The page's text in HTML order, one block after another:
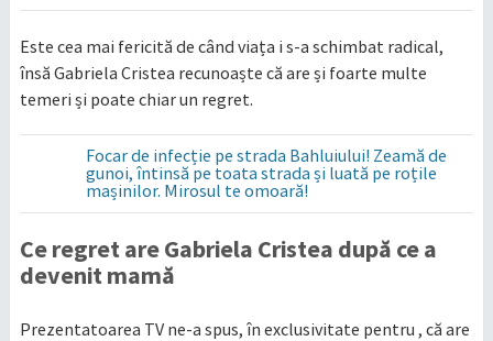
Este cea mai fericită de când viața i s-a schimbat radical,
însă Gabriela Cristea recunoaște că are și foarte multe
temeri și poate chiar un regret.
Focar de infecție pe strada Bahluiului! Zeamă de
gunoi, întinsă pe toata strada și luată pe roțile
mașinilor. Mirosul te omoară!
Ce regret are Gabriela Cristea după ce a
devenit mamă
Prezentatoarea TV ne-a spus, în exclusivitate pentru , că are